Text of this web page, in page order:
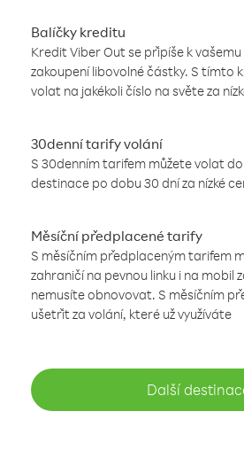
Balíčky kreditu
Kredit Viber Out se připíše k
zakoupení libovolné částky. S tímto
volat na jakékoli číslo na světe za
30denní tarify volání
S 30denním tarifem můžete volat
destinace po dobu 30 dní za nízké
Měsíční předplacené tarify
S měsíčním předplaceným tarifem
zahraničí na pevnou linku i na mobil
nemusíte obnovovat. S měsíčním
ušetřit za volání, které už využíváte
Další